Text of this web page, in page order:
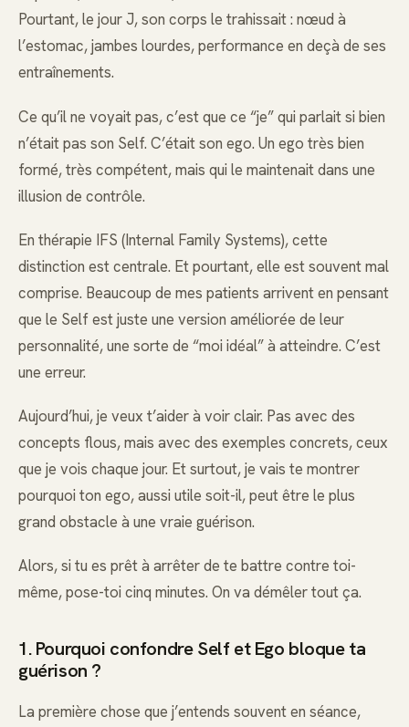
Pourtant, le jour J, son corps le trahissait : nœud à
l’estomac, jambes lourdes, performance en deçà de ses
entraînements.
Ce qu’il ne voyait pas, c’est que ce “je” qui parlait si bien
n’était pas son Self. C’était son ego. Un ego très bien
formé, très compétent, mais qui le maintenait dans une
illusion de contrôle.
En thérapie IFS (Internal Family Systems), cette
distinction est centrale. Et pourtant, elle est souvent mal
comprise. Beaucoup de mes patients arrivent en pensant
que le Self est juste une version améliorée de leur
personnalité, une sorte de “moi idéal” à atteindre. C’est
une erreur.
Aujourd’hui, je veux t’aider à voir clair. Pas avec des
concepts flous, mais avec des exemples concrets, ceux
que je vois chaque jour. Et surtout, je vais te montrer
pourquoi ton ego, aussi utile soit-il, peut être le plus
grand obstacle à une vraie guérison.
Alors, si tu es prêt à arrêter de te battre contre toi-
même, pose-toi cinq minutes. On va démêler tout ça.
1. Pourquoi confondre Self et Ego bloque ta
guérison ?
La première chose que j’entends souvent en séance,